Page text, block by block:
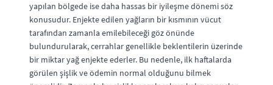
yapılan bölgede ise daha hassas bir iyileşme dönemi söz
konusudur. Enjekte edilen yağların bir kısmının vücut
tarafından zamanla emilebileceği göz önünde
bulundurularak, cerrahlar genellikle beklentilerin üzerinde
bir miktar yağ enjekte ederler. Bu nedenle, ilk haftalarda
görülen şişlik ve ödemin normal olduğunu bilmek